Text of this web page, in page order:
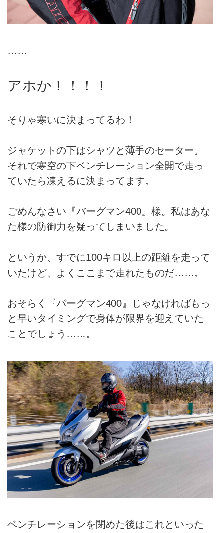
……
アホか！！！！
そりゃ寒いに決まってるわ！
ジャケットの下はシャツと薄手のセーター。
それで寒空の下ベンチレーション全開で走っ
ていたら凍えるに決まってます。
ごめんなさい『バーグマン400』様。私はあな
た様の防御力を疑ってしまいました。
というか、すでに100キロ以上の距離を走って
いたけど、よくここまで走れたものだ……。
おそらく『バーグマン400』じゃなければもっ
と早いタイミングで身体が限界を迎えていた
ことでしょう……。
ベンチレーションを閉めた後はこれといった